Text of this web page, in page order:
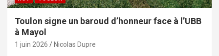
Toulon signe un baroud d’honneur face à l’UBB
à Mayol
1 juin 2026 Nicolas Dupre